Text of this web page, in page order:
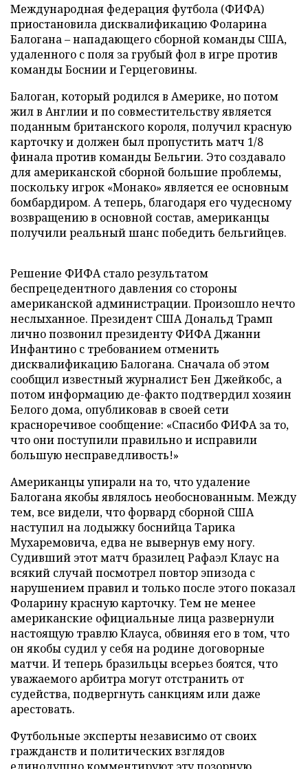
Международная федерация футбола (ФИФА)
приостановила дисквалификацию Фоларина
Балогана – нападающего сборной команды США,
удаленного с поля за грубый фол в игре против
команды Боснии и Герцеговины.
Балоган, который родился в Америке, но потом
жил в Англии и по совместительству является
поданным британского короля, получил красную
карточку и должен был пропустить матч 1/8
финала против команды Бельгии. Это создавало
для американской сборной большие проблемы,
поскольку игрок «Монако» является ее основным
бомбардиром. А теперь, благодаря его чудесному
возвращению в основной состав, американцы
получили реальный шанс победить бельгийцев.
Решение ФИФА стало результатом
беспрецедентного давления со стороны
американской администрации. Произошло нечто
неслыханное. Президент США Дональд Трамп
лично позвонил президенту ФИФА Джанни
Инфантино с требованием отменить
дисквалификацию Балогана. Сначала об этом
сообщил известный журналист Бен Джейкобс, а
потом информацию де-факто подтвердил хозяин
Белого дома, опубликовав в своей сети
красноречивое сообщение: «Спасибо ФИФА за то,
что они поступили правильно и исправили
большую несправедливость!»
Американцы упирали на то, что удаление
Балогана якобы являлось необоснованным. Между
тем, все видели, что форвард сборной США
наступил на лодыжку боснийца Тарика
Мухаремовича, едва не вывернув ему ногу.
Судивший этот матч бразилец Рафаэл Клаус на
всякий случай посмотрел повтор эпизода с
нарушением правил и только после этого показал
Фоларину красную карточку. Тем не менее
американские официальные лица развернули
настоящую травлю Клауса, обвиняя его в том, что
он якобы судил у себя на родине договорные
матчи. И теперь бразильцы всерьез боятся, что
уважаемого арбитра могут отстранить от
судейства, подвергнуть санкциям или даже
арестовать.
Футбольные эксперты независимо от своих
гражданств и политических взглядов